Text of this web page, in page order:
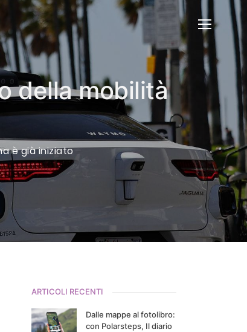
della mobilità
è già iniziato
ARTICOLI RECENTI
Dalle mappe al fotolibro:
con Polarsteps, Il diario